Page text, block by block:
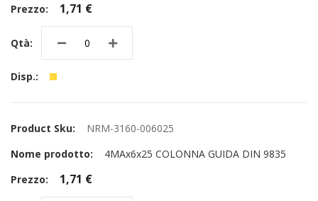
1,71 €
NRM-3160-006025
4MAx6x25 COLONNA GUIDA DIN 9835
1,71 €